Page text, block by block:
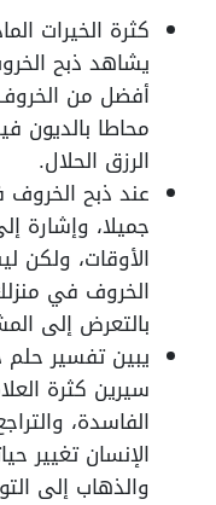
كثرة الخيرات
يشاهد ذبح
أفضل من الخروف
محاطا
الرزق الحلال.
عند ذبح
جميلا، وإشارة
الأوقات، ولكن
الخروف في
بالتعرض إلى
يبين تفسير حلم
سيرين كثرة
الفاسدة،
الإنسان تغيير
والذهاب إلى